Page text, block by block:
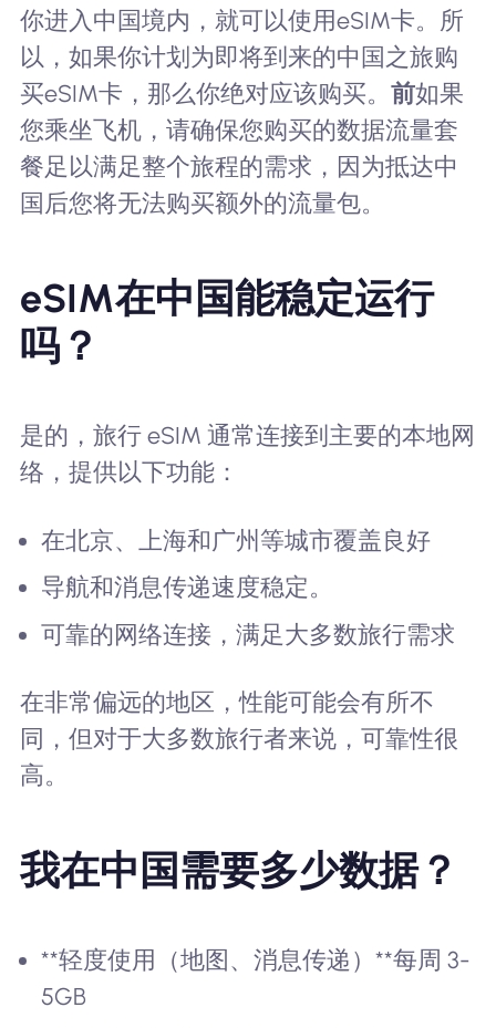
你进入中国境内，就可以使用eSIM卡。所
以，如果你计划为即将到来的中国之旅购
买eSIM卡，那么你绝对应该购买。 前如果
您乘坐飞机，请确保您购买的数据流量套
餐足以满足整个旅程的需求，因为抵达中
国后您将无法购买额外的流量包。
eSIM在中国能稳定运行
吗？
是的，旅行 eSIM 通常连接到主要的本地网
络，提供以下功能：
在北京、上海和广州等城市覆盖良好
导航和消息传递速度稳定。
可靠的网络连接，满足大多数旅行需求
在非常偏远的地区，性能可能会有所不
同，但对于大多数旅行者来说，可靠性很
高。
我在中国需要多少数据？
**轻度使用（地图、消息传递）**每周 3-
5GB